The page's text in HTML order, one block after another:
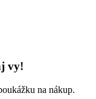
vy!
na nákup.